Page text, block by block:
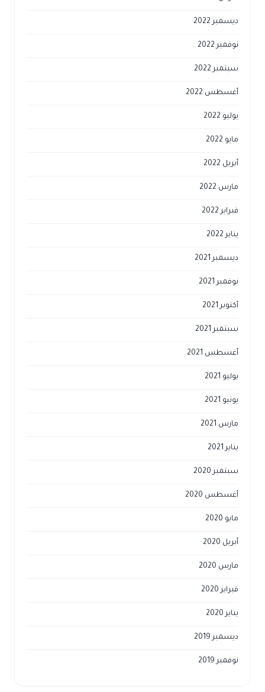
ديسمبر 2022
نوفمبر 2022
سبتمبر 2022
أغسطس 2022
يوليو 2022
مايو 2022
أبريل 2022
مارس 2022
فبراير 2022
يناير 2022
ديسمبر 2021
نوفمبر 2021
أكتوبر 2021
سبتمبر 2021
أغسطس 2021
يوليو 2021
يونيو 2021
مارس 2021
يناير 2021
سبتمبر 2020
أغسطس 2020
مايو 2020
أبريل 2020
مارس 2020
فبراير 2020
يناير 2020
ديسمبر 2019
نوفمبر 2019